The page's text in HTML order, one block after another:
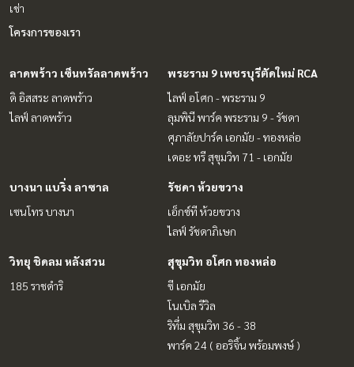
เช่า
โครงการของเรา
ลาดพร้าว เซ็นทรัลลาดพร้าว
ดิ อิสสระ ลาดพร้าว
ไลฟ์ ลาดพร้าว
พระราม 9 เพชรบุรีตัดใหม่ RCA
ไลฟ์ อโศก - พระราม 9
ลุมพินี พาร์ค พระราม 9 - รัชดา
ศุภาลัยปาร์ค เอกมัย - ทองหล่อ
เดอะ ทรี สุขุมวิท 71 - เอกมัย
บางนา แบริ่ง ลาซาล
เซนโทร บางนา
รัชดา ห้วยขวาง
เอ็กซ์ที ห้วยขวาง
ไลฟ์ รัชดาภิเษก
วิทยุ ชิดลม หลังสวน
185 ราชดำริ
สุขุมวิท อโศก ทองหล่อ
ซี เอกมัย
โนเบิล รีวิล
ริทึ่ม สุขุมวิท 36 - 38
พาร์ค 24 ( ออริจิ้น พร้อมพงษ์ )